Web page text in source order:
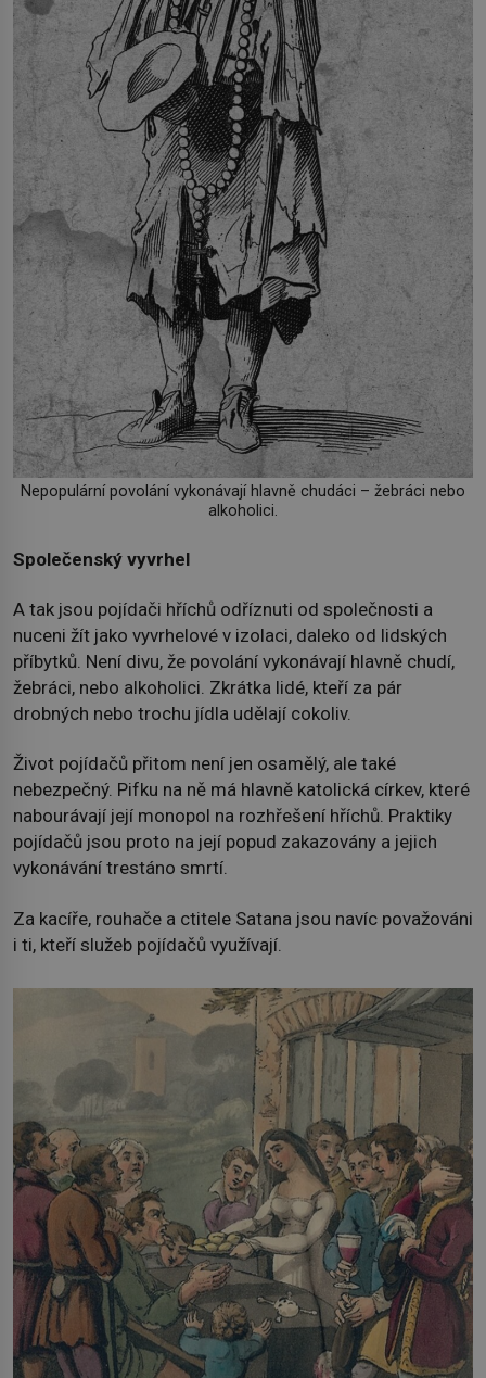
Nepopulární povolání vykonávají hlavně chudáci – žebráci nebo
alkoholici.
Společenský vyvrhel
A tak jsou pojídači hříchů odříznuti od společnosti a
nuceni žít jako vyvrhelové v izolaci, daleko od lidských
příbytků. Není divu, že povolání vykonávají hlavně chudí,
žebráci, nebo alkoholici. Zkrátka lidé, kteří za pár
drobných nebo trochu jídla udělají cokoliv.
Život pojídačů přitom není jen osamělý, ale také
nebezpečný. Pifku na ně má hlavně katolická církev, které
nabourávají její monopol na rozhřešení hříchů. Praktiky
pojídačů jsou proto na její popud zakazovány a jejich
vykonávání trestáno smrtí.
Za kacíře, rouhače a ctitele Satana jsou navíc považováni
i ti, kteří služeb pojídačů využívají.